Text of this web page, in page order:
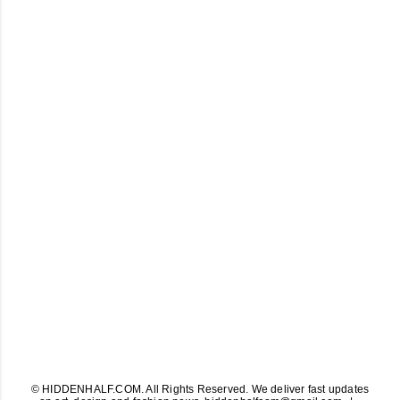
© HIDDENHALF.COM. All Rights Reserved. We deliver fast updates